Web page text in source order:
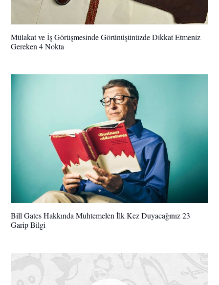
Mülakat ve İş Görüşmesinde Görünüşünüzde Dikkat Etmeniz
Gereken 4 Nokta
Bill Gates Hakkında Muhtemelen İlk Kez Duyacağınız 23
Garip Bilgi